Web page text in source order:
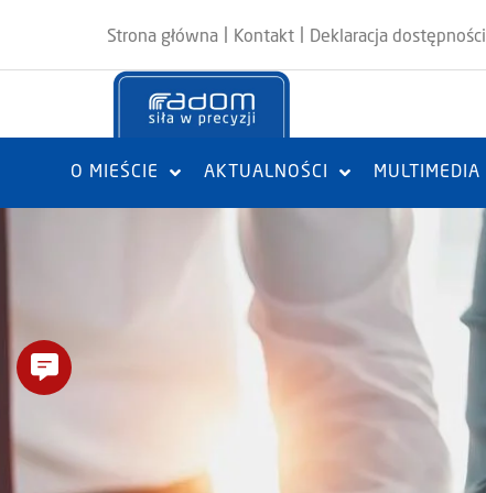
Strona główna Kontakt Deklaracja dostępności
O MIEŚCIE AKTUALNOŚCI MULTIMEDIA